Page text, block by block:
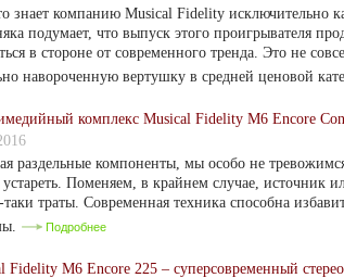
знает компанию Musical Fidelity исключительно
подумает, что выпуск этого проигрывателя
в стороне от современного тренда. Это не
навороченную вертушку в средней ценовой
комплекс Musical Fidelity M6 Encore
раздельные компоненты, мы особо не
Поменяем, в крайнем случае,
таки траты. Современная техника способна
Подробнее
Fidelity M6 Encore 225 – суперсовременный